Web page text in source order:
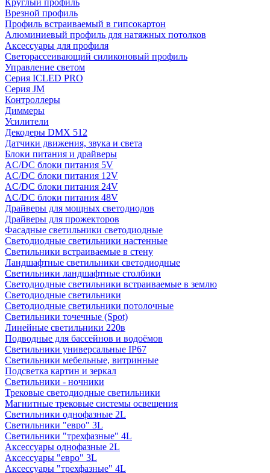
Круглый профиль
Врезной профиль
Профиль встраиваемый в гипсокартон
Алюминиевый профиль для натяжных потолков
Аксессуары для профиля
Светорассеивающий силиконовый профиль
Управление светом
Серия ICLED PRO
Серия JM
Контроллеры
Диммеры
Усилители
Декодеры DMX 512
Датчики движения, звука и света
Блоки питания и драйверы
AC/DC блоки питания 5V
AC/DC блоки питания 12V
AC/DC блоки питания 24V
AC/DC блоки питания 48V
Драйверы для мощных светодиодов
Драйверы для прожекторов
Фасадные светильники светодиодные
Светодиодные светильники настенные
Светильники встраиваемые в стену
Ландшафтные светильники светодиодные
Светильники ландшафтные столбики
Светодиодные светильники встраиваемые в землю
Светодиодные светильники
Светодиодные светильники потолочные
Светильники точечные (Spot)
Линейные светильники 220в
Подводные для бассейнов и водоёмов
Светильники универсальные IP67
Светильники мебельные, витринные
Подсветка картин и зеркал
Светильники - ночники
Трековые светодиодные светильники
Магнитные трековые системы освещения
Светильники однофазные 2L
Светильники "евро" 3L
Светильники "трехфазные" 4L
Аксессуары однофазные 2L
Аксессуары "евро" 3L
Аксессуары "трехфазные" 4L